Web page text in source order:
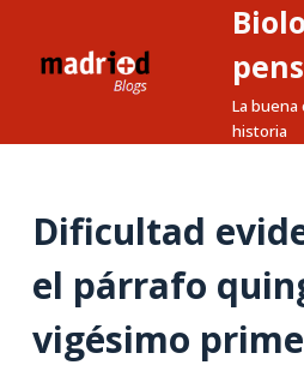
a
n
La buena
historia
Dificultad
el párrafo
vigésimo